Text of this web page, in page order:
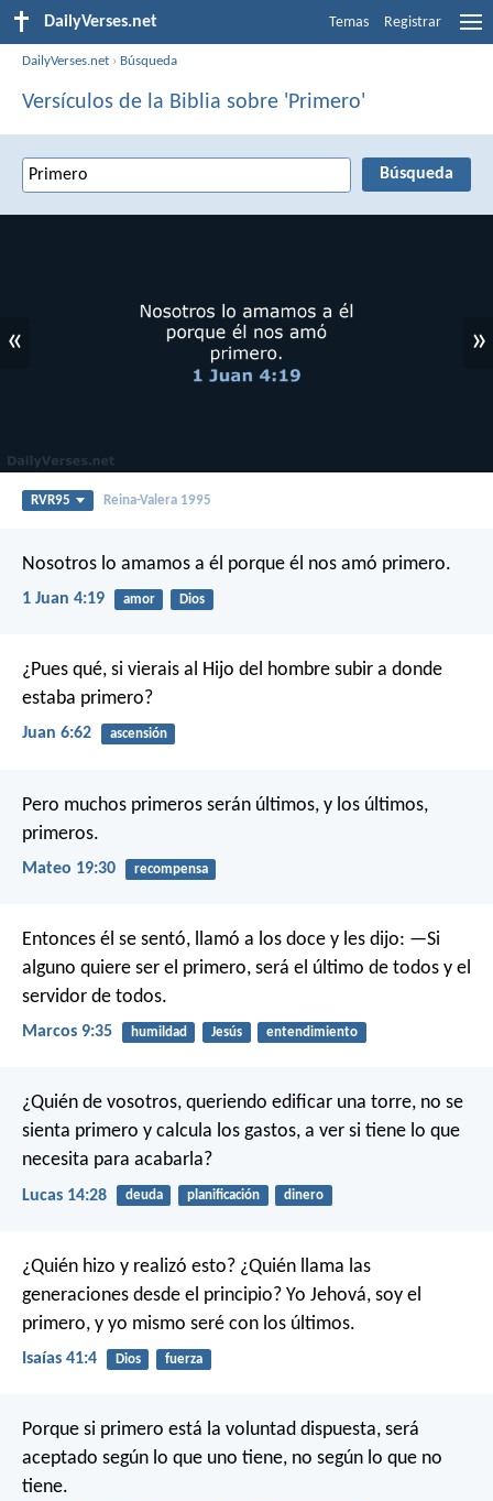
DailyVerses.net Temas Registrar
DailyVerses.net › Búsqueda
Versículos de la Biblia sobre 'Primero'
« »
RVR95 Reina-Valera 1995
Nosotros lo amamos a él porque él nos amó primero.
1 Juan 4:19 amor Dios
¿Pues qué, si vierais al Hijo del hombre subir a donde
estaba primero?
Juan 6:62 ascensión
Pero muchos primeros serán últimos, y los últimos,
primeros.
Mateo 19:30 recompensa
Entonces él se sentó, llamó a los doce y les dijo: —Si
alguno quiere ser el primero, será el último de todos y el
servidor de todos.
Marcos 9:35 humildad Jesús entendimiento
¿Quién de vosotros, queriendo edificar una torre, no se
sienta primero y calcula los gastos, a ver si tiene lo que
necesita para acabarla?
Lucas 14:28 deuda planificación dinero
¿Quién hizo y realizó esto? ¿Quién llama las
generaciones desde el principio? Yo Jehová, soy el
primero, y yo mismo seré con los últimos.
Isaías 41:4 Dios fuerza
Porque si primero está la voluntad dispuesta, será
aceptado según lo que uno tiene, no según lo que no
tiene.